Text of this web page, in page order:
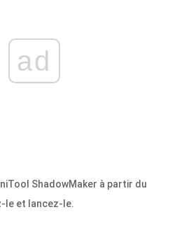
ad
ShadowMaker à partir du
le et lancez-le.